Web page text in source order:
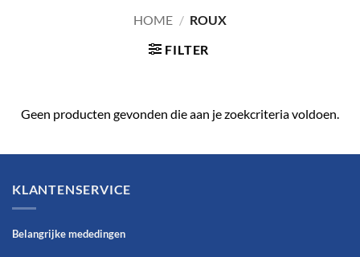
HOME / ROUX
FILTER
Geen producten gevonden die aan je zoekcriteria voldoen.
KLANTENSERVICE
Belangrijke mededingen